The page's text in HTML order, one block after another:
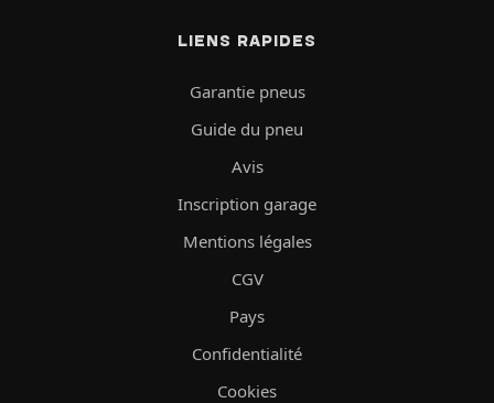
LIENS RAPIDES
Garantie pneus
Guide du pneu
Avis
Inscription garage
Mentions légales
CGV
Pays
Confidentialité
Cookies